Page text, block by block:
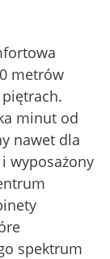
metrów
minut od
nawet dla
wyposażony
spektrum